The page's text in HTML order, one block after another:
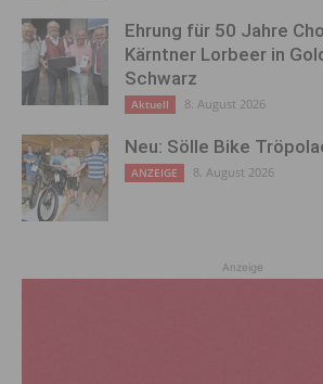
Ehrung für 50 Jahre
Kärntner Lorbeer in
Schwarz
Aktuell 8. August 2026
Neu: Sölle Bike
ANZEIGE 8. August 2026
Anzeige